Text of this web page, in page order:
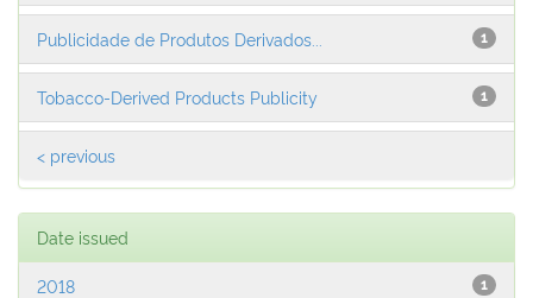
1
Publicidade de Produtos Derivados...
1
Tobacco-Derived Products Publicity
< previous
Date issued
1
2018